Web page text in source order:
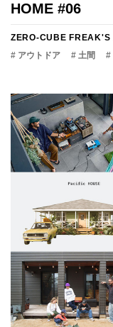
HOME #06
ZERO-CUBE FREAK'S
# アウトドア
# 土間 #